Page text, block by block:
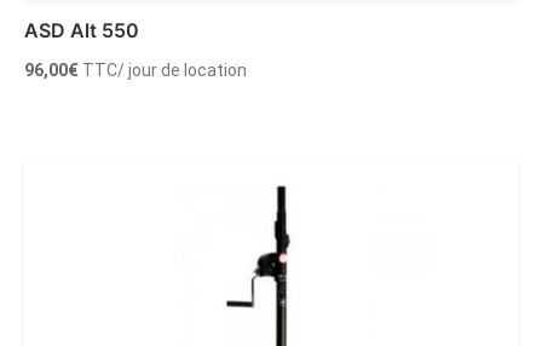
ASD Alt 550
96,00€ TTC/ jour de location